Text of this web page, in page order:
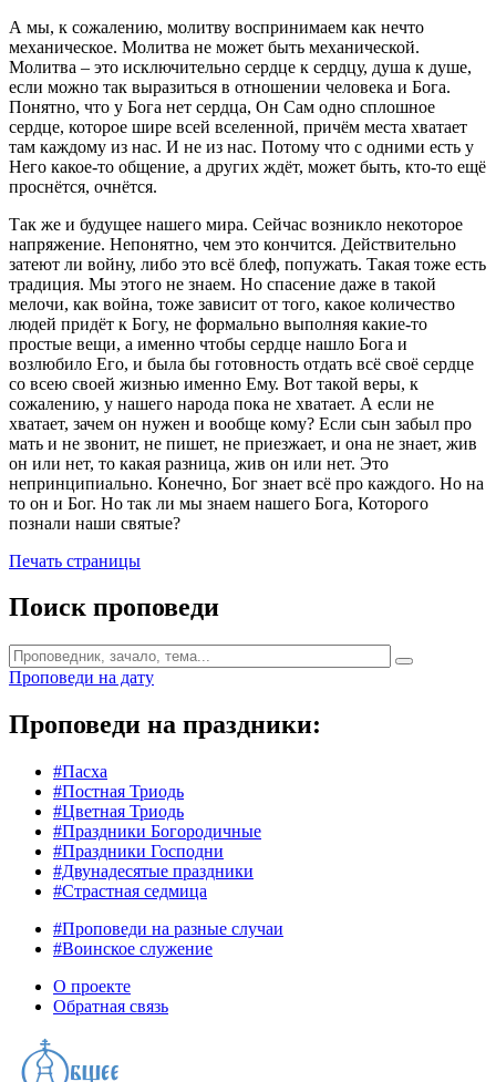
А мы, к сожалению, молитву воспринимаем как нечто
механическое. Молитва не может быть механической.
Молитва – это исключительно сердце к сердцу, душа к душе,
если можно так выразиться в отношении человека и Бога.
Понятно, что у Бога нет сердца, Он Сам одно сплошное
сердце, которое шире всей вселенной, причём места хватает
там каждому из нас. И не из нас. Потому что с одними есть у
Него какое-то общение, а других ждёт, может быть, кто-то ещё
проснётся, очнётся.
Так же и будущее нашего мира. Сейчас возникло некоторое
напряжение. Непонятно, чем это кончится. Действительно
затеют ли войну, либо это всё блеф, попужать. Такая тоже есть
традиция. Мы этого не знаем. Но спасение даже в такой
мелочи, как война, тоже зависит от того, какое количество
людей придёт к Богу, не формально выполняя какие-то
простые вещи, а именно чтобы сердце нашло Бога и
возлюбило Его, и была бы готовность отдать всё своё сердце
со всею своей жизнью именно Ему. Вот такой веры, к
сожалению, у нашего народа пока не хватает. А если не
хватает, зачем он нужен и вообще кому? Если сын забыл про
мать и не звонит, не пишет, не приезжает, и она не знает, жив
он или нет, то какая разница, жив он или нет. Это
непринципиально. Конечно, Бог знает всё про каждого. Но на
то он и Бог. Но так ли мы знаем нашего Бога, Которого
познали наши святые?
Печать страницы
Поиск проповеди
Проповеди на дату
Проповеди на праздники:
#Пасха
#Постная Триодь
#Цветная Триодь
#Праздники Богородичные
#Праздники Господни
#Двунадесятые праздники
#Страстная седмица
#Проповеди на разные случаи
#Воинское служение
О проекте
Обратная связь